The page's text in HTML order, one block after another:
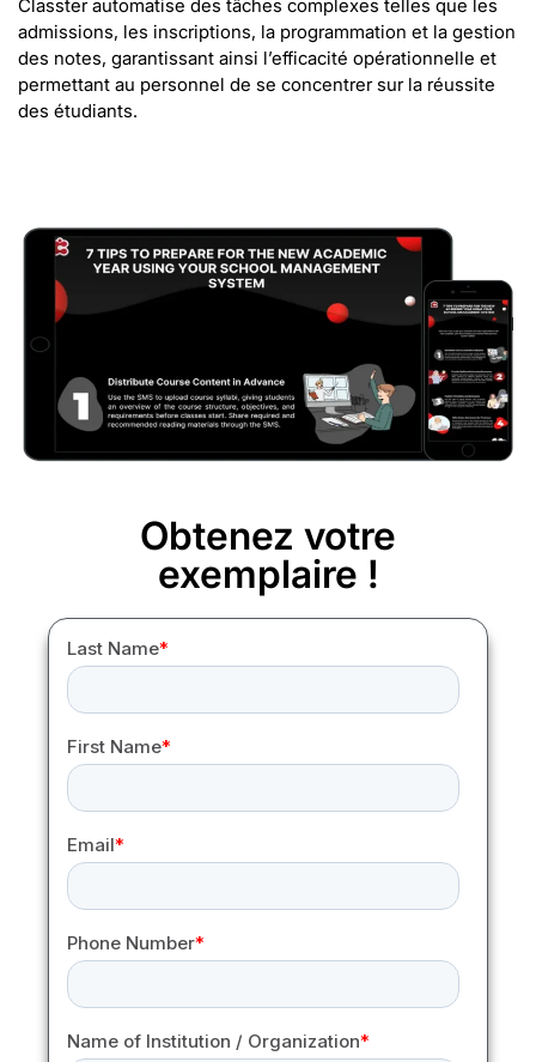
Classter automatise des tâches complexes telles que les
admissions, les inscriptions, la programmation et la gestion
des notes, garantissant ainsi l’efficacité opérationnelle et
permettant au personnel de se concentrer sur la réussite
des étudiants.
Obtenez votre
exemplaire !